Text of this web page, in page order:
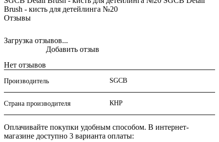
Brush - кисть для детейлинга №20
Отзывы
Загрузка отзывов...
Нет отзывов
Добавить отзыв
Производитель SGCB
Страна производителя КНР
Оплачивайте покупки удобным способом. В интернет-
магазине доступно 3 варианта оплаты: